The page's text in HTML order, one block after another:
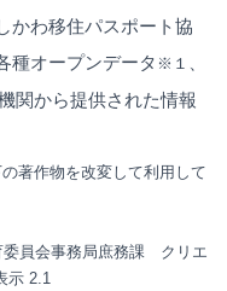
かわ移住パスポート協
種オープンデータ ※１
関から提供された情報
著作物を改変して利用して
員会事務局庶務課 クリエ
示 2.1